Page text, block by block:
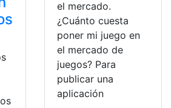
el mercado.
¿Cuánto cuesta
poner mi juego en
el mercado de
juegos? Para
publicar una
aplicación